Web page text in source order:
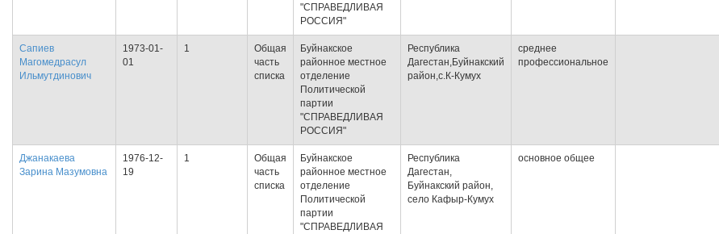
"СПРАВЕДЛИВАЯ
РОССИЯ"
Сапиев
Магомедрасул
Ильмутдинович
1973-01-
01
1
Общая
часть
списка
Буйнакское
районное местное
отделение
Политической
партии
"СПРАВЕДЛИВАЯ
РОССИЯ"
Республика
Дагестан,Буйнакский
район,с.К-Кумух
среднее
профессиональное
Джанакаева
Зарина Мазумовна
1976-12-
19
1
Общая
часть
списка
Буйнакское
районное местное
отделение
Политической
партии
"СПРАВЕДЛИВАЯ
Республика
Дагестан,
Буйнакский район,
село Кафыр-Кумух
основное общее